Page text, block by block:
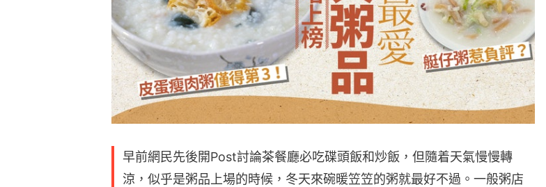
早前網民先後開Post討論茶餐廳必吃碟頭飯和炒飯，但隨着天氣慢慢轉
涼，似乎是粥品上場的時候，冬天來碗暖笠笠的粥就最好不過。一般粥店